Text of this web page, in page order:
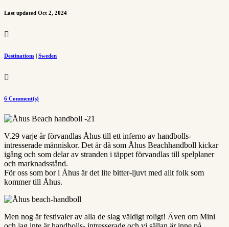
Last updated Oct 2, 2024

Destinations | Sweden

6 Comment(s)
V.29 varje år förvandlas Åhus till ett inferno av handbolls-
intresserade människor. Det är då som Åhus Beachhandboll kickar
igång och som delar av stranden i täppet förvandlas till spelplaner
och marknadsstånd.
För oss som bor i Åhus är det lite bitter-ljuvt med allt folk som
kommer till Åhus.
Men nog är festivaler av alla de slag väldigt roligt! Även om Mini